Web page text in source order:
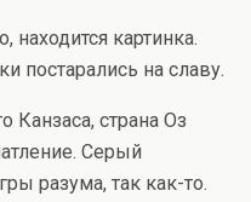
находится картинка.
постарались на славу.
Канзаса, страна Оз
Серый
разума, так как-то.